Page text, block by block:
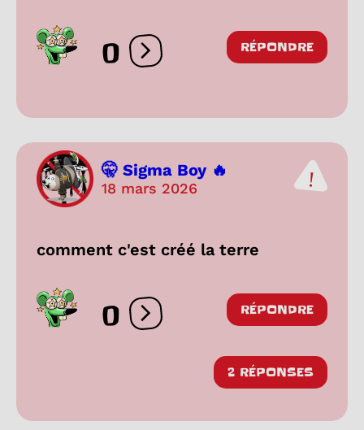
0 Ouvrir les réactions
RÉPONDRE
🤫 Sigma Boy 🔥
18 mars 2026
comment c'est créé la terre
0 Ouvrir les réactions
RÉPONDRE
2 RÉPONSES